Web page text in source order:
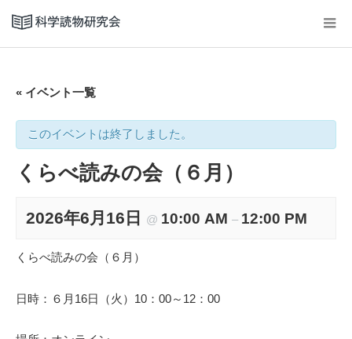
« イベント一覧
このイベントは終了しました。
くらべ読みの会（６月）
2026年6月16日 @ 10:00 AM – 12:00 PM
くらべ読みの会（６月）
日時：６月16日（火）10：00～12：00